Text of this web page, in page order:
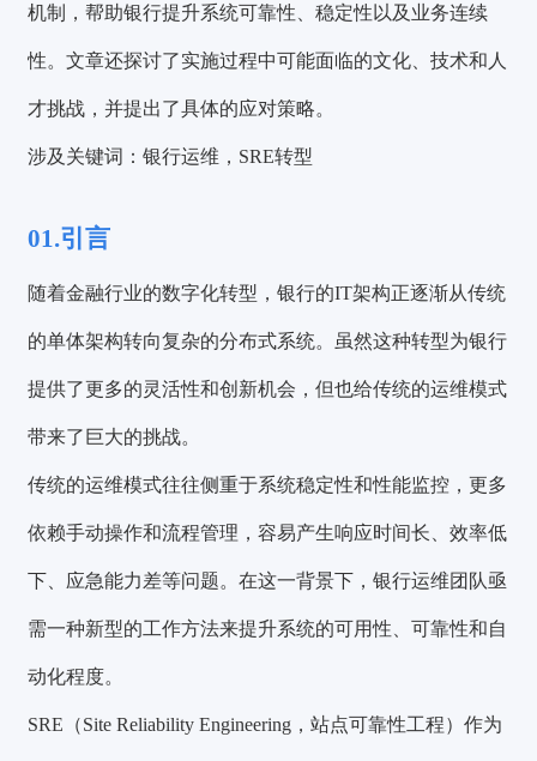
机制，帮助银行提升系统可靠性、稳定性以及业务连续
性。文章还探讨了实施过程中可能面临的文化、技术和人
才挑战，并提出了具体的应对策略。
涉及关键词：银行运维，SRE转型
01.引言
随着金融行业的数字化转型，银行的IT架构正逐渐从传统
的单体架构转向复杂的分布式系统。虽然这种转型为银行
提供了更多的灵活性和创新机会，但也给传统的运维模式
带来了巨大的挑战。
传统的运维模式往往侧重于系统稳定性和性能监控，更多
依赖手动操作和流程管理，容易产生响应时间长、效率低
下、应急能力差等问题。在这一背景下，银行运维团队亟
需一种新型的工作方法来提升系统的可用性、可靠性和自
动化程度。
SRE（Site Reliability Engineering，站点可靠性工程）作为